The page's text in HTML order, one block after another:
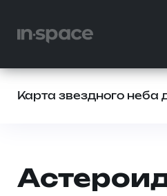
Карта звездного неба